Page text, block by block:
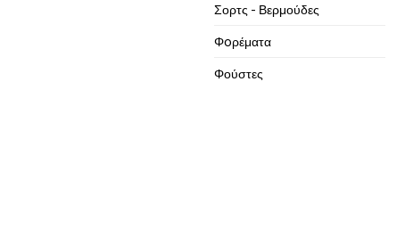
Σορτς - Βερμούδες
Φoρέματα
Φούστες